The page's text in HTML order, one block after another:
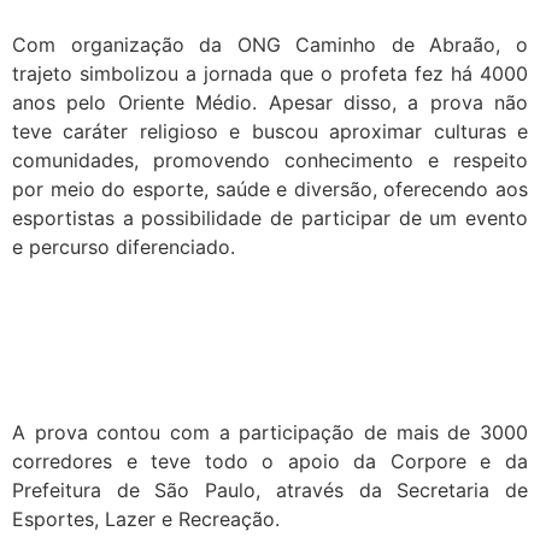
Com organização da ONG Caminho de Abraão, o
trajeto simbolizou a jornada que o profeta fez há 4000
anos pelo Oriente Médio. Apesar disso, a prova não
teve caráter religioso e buscou aproximar culturas e
comunidades, promovendo conhecimento e respeito
por meio do esporte, saúde e diversão, oferecendo aos
esportistas a possibilidade de participar de um evento
e percurso diferenciado.
A prova contou com a participação de mais de 3000
corredores e teve todo o apoio da Corpore e da
Prefeitura de São Paulo, através da Secretaria de
Esportes, Lazer e Recreação.